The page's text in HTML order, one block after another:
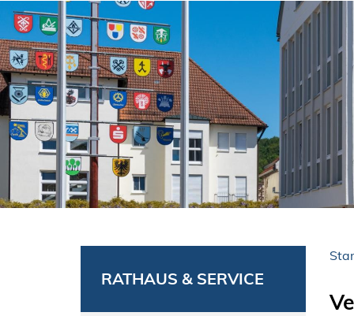
RATHAUS & SERVICE